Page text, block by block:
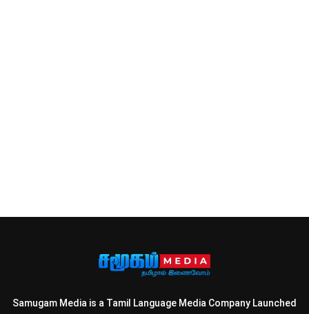
Samugam Media is a Tamil Language Media Company Launched